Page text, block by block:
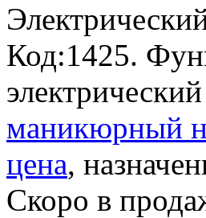
Код:1425.
маникюрный
цена,
Скоро в